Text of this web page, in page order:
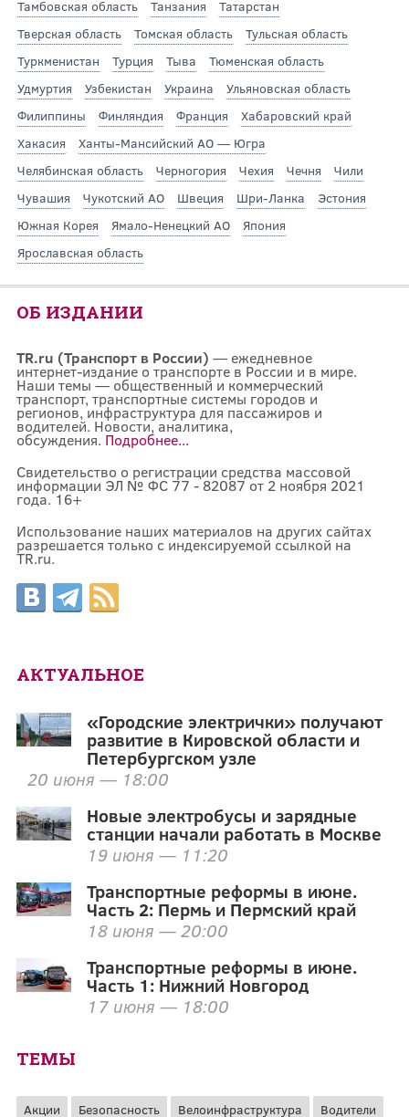
Тамбовская область
Танзания
Татарстан
Тверская область
Томская область
Тульская область
Туркменистан
Турция Тыва
Тюменская область
Удмуртия
Узбекистан Украина
Ульяновская область
Филиппины
Финляндия Франция
Хабаровский край
Хакасия
Ханты-Мансийский АО — Югра
Челябинская область
Черногория Чехия Чечня
Чили
Чувашия
Чукотский АО Швеция Шри-Ланка
Эстония
Южная Корея
Ямало-Ненецкий АО
Япония
Ярославская область
ОБ ИЗДАНИИ
TR.ru (Транспорт в России) — ежедневное
интернет-издание о транспорте в России и в мире.
Наши темы — общественный и коммерческий
транспорт, транспортные системы городов и
регионов, инфраструктура для пассажиров и
водителей. Новости, аналитика,
обсуждения. Подробнее...
Свидетельство о регистрации средства массовой
информации ЭЛ № ФС 77 - 82087 от 2 ноября 2021
года. 16+
Использование наших материалов на других сайтах
разрешается только с индексируемой ссылкой на
TR.ru.
АКТУАЛЬНОЕ
«Городские электрички» получают
развитие в Кировской области и
Петербургском узле
20 июня — 18:00
Новые электробусы и зарядные
станции начали работать в Москве
19 июня — 11:20
Транспортные реформы в июне.
Часть 2: Пермь и Пермский край
18 июня — 20:00
Транспортные реформы в июне.
Часть 1: Нижний Новгород
17 июня — 18:00
ТЕМЫ
Акции Безопасность Велоинфраструктура Водители